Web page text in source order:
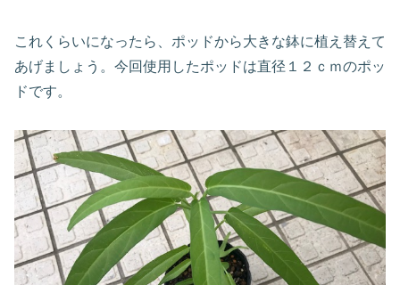
これくらいになったら、ポッドから大きな鉢に植え替えて
あげましょう。今回使用したポッドは直径１２ｃｍのポッ
ドです。